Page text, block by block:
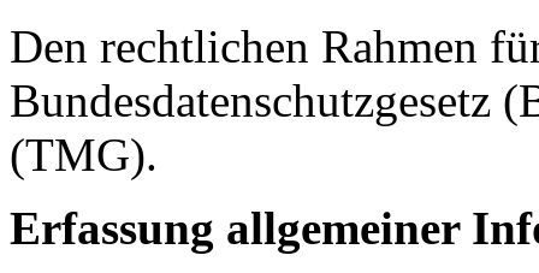
Den rechtlichen Rahmen
Bundesdatenschutzgesetz
(TMG).
Erfassung allgemeiner